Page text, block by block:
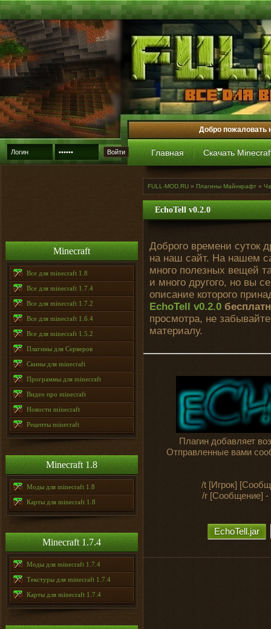
Войти
Добро пожаловать
Главная Скачать
Minecraft
Все для minecraft 1.8
Все для minecraft 1.7.4
Все для minecraft 1.7.2
Все для minecraft 1.6.4
Все для minecraft 1.5.2
Плагины для Серверов
Скины для minecraft
Программы для minecraft
Видео про minecraft
Новости minecraft
Рецепты minecraft
Minecraft 1.8
Моды для minecraft 1.8
Карты для minecraft 1.8
Minecraft 1.7.4
Моды для minecraft 1.7.4
Текстуры для minecraft 1.7.4
Карты для minecraft 1.7.4
FULL-MOD.RU » Плагины Майнкрафт »
EchoTell v0.2.0
Доброго времени суток
на наш сайт. На нашем
много полезных вещей
и много другого, но вы
описание которого
EchoTell v0.2.0
просмотра, не
материалу.
Плагин добавляет
Отправленные вами
/t [Игрок]
/r [Сообщение] -
EchoTell.jar